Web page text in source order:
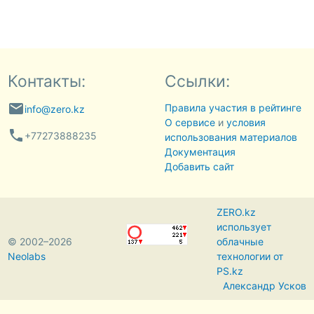
Контакты:
emailinfo@zero.kz
phone +77273888235
Ссылки:
Правила участия в рейтинге
О сервисеи условия
использования материалов
Документация
Добавить сайт
© 2002–2026
Neolabs
ZERO.kz
использует
облачные
технологии от
PS.kz
Александр Усков